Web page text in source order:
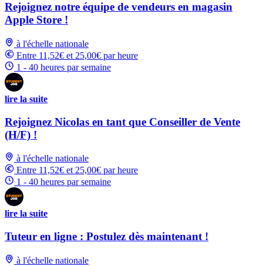
Rejoignez notre équipe de vendeurs en magasin
Apple Store !
à l'échelle nationale
Entre 11,52€ et 25,00€ par heure
1 - 40 heures par semaine
lire la suite
Rejoignez Nicolas en tant que Conseiller de Vente
(H/F) !
à l'échelle nationale
Entre 11,52€ et 25,00€ par heure
1 - 40 heures par semaine
lire la suite
Tuteur en ligne : Postulez dès maintenant !
à l'échelle nationale